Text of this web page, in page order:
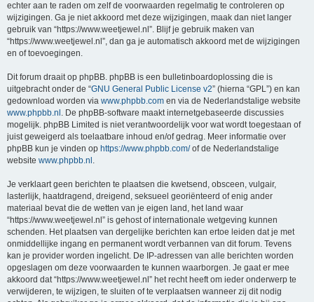
echter aan te raden om zelf de voorwaarden regelmatig te controleren op
wijzigingen. Ga je niet akkoord met deze wijzigingen, maak dan niet langer
gebruik van “https://www.weetjewel.nl”. Blijf je gebruik maken van
“https://www.weetjewel.nl”, dan ga je automatisch akkoord met de wijzigingen
en of toevoegingen.
Dit forum draait op phpBB. phpBB is een bulletinboardoplossing die is
uitgebracht onder de “GNU General Public License v2” (hierna “GPL”) en kan
gedownload worden via www.phpbb.com en via de Nederlandstalige website
www.phpbb.nl . De phpBB-software maakt internetgebaseerde discussies
mogelijk. phpBB Limited is niet verantwoordelijk voor wat wordt toegestaan of
juist geweigerd als toelaatbare inhoud en/of gedrag. Meer informatie over
phpBB kun je vinden op https://www.phpbb.com/of de Nederlandstalige
website www.phpbb.nl .
Je verklaart geen berichten te plaatsen die kwetsend, obsceen, vulgair,
lasterlijk, haatdragend, dreigend, seksueel georiënteerd of enig ander
materiaal bevat die de wetten van je eigen land, het land waar
“https://www.weetjewel.nl” is gehost of internationale wetgeving kunnen
schenden. Het plaatsen van dergelijke berichten kan ertoe leiden dat je met
onmiddellijke ingang en permanent wordt verbannen van dit forum. Tevens
kan je provider worden ingelicht. De IP-adressen van alle berichten worden
opgeslagen om deze voorwaarden te kunnen waarborgen. Je gaat er mee
akkoord dat “https://www.weetjewel.nl” het recht heeft om ieder onderwerp te
verwijderen, te wijzigen, te sluiten of te verplaatsen wanneer zij dit nodig